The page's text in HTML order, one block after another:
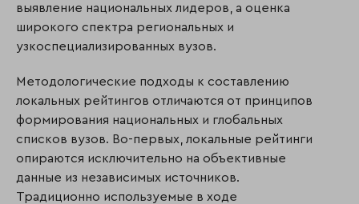
выявление национальных лидеров, а оценка
широкого спектра региональных и
узкоспециализированных вузов.
Методологические подходы к составлению
локальных рейтингов отличаются от принципов
формирования национальных и глобальных
списков вузов. Во-первых, локальные рейтинги
опираются исключительно на объективные
данные из независимых источников.
Традиционно используемые в ходе